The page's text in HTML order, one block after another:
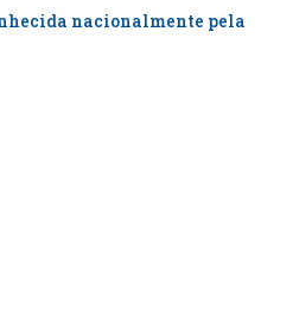
nacionalmente pela